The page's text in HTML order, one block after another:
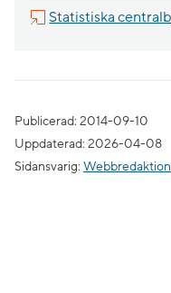
Statistiska
Publicerad: 2014-09-10
Uppdaterad: 2026-04-08
Sidansvarig: Webbredaktion